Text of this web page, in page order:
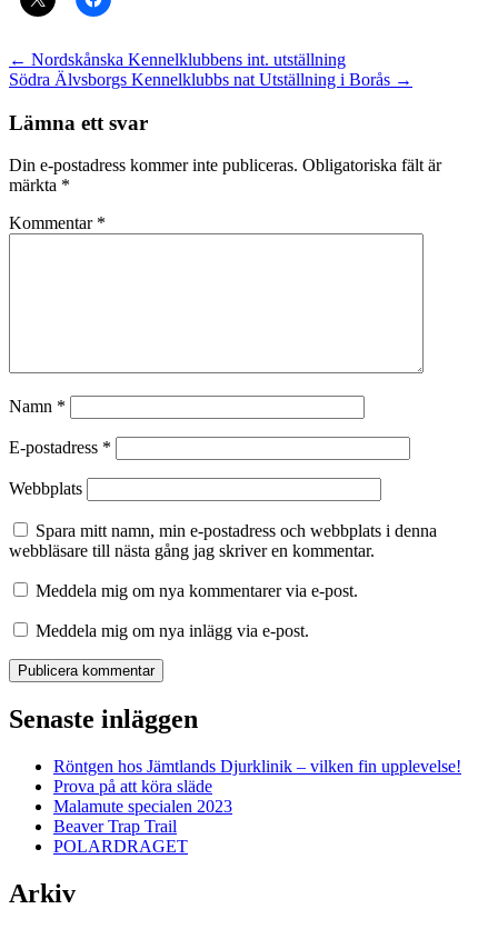
Post
navigation
← Nordskånska Kennelklubbens int. utställning
Södra Älvsborgs Kennelklubbs nat Utställning i Borås →
Lämna ett svar
Din e-postadress kommer inte publiceras. Obligatoriska fält är
märkta *
Kommentar *
Namn *
E-postadress *
Webbplats
Spara mitt namn, min e-postadress och webbplats i denna
webbläsare till nästa gång jag skriver en kommentar.
Meddela mig om nya kommentarer via e-post.
Meddela mig om nya inlägg via e-post.
Senaste inläggen
Röntgen hos Jämtlands Djurklinik – vilken fin upplevelse!
Prova på att köra släde
Malamute specialen 2023
Beaver Trap Trail
POLARDRAGET
Arkiv